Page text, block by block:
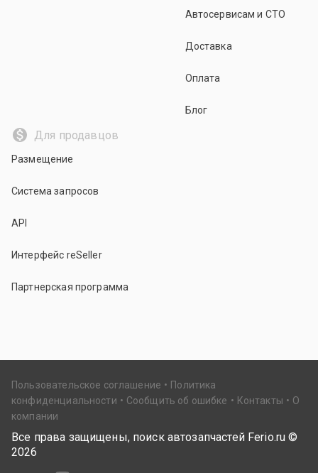
Автосервисам и СТО
Доставка
Оплата
Блог
Для продавцов
Размещение
Система запросов
API
Интерфейс reSeller
Партнерская программа
Пользовательское соглашение
Политика
конфиденциальности
Сообщить об ошибке Контакты
О
компании
Все права защищены, поиск автозапчастей Ferio.ru ©
2026